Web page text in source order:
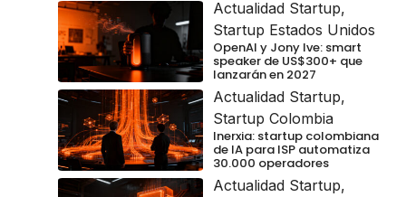
Actualidad Startup,
Startup Estados Unidos
OpenAI y Jony Ive: smart
speaker de US$300+ que
lanzarán en 2027
Actualidad Startup,
Startup Colombia
Inerxia: startup colombiana
de IA para ISP automatiza
30.000 operadores
Actualidad Startup,